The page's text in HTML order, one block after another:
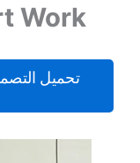
Work
تحميل